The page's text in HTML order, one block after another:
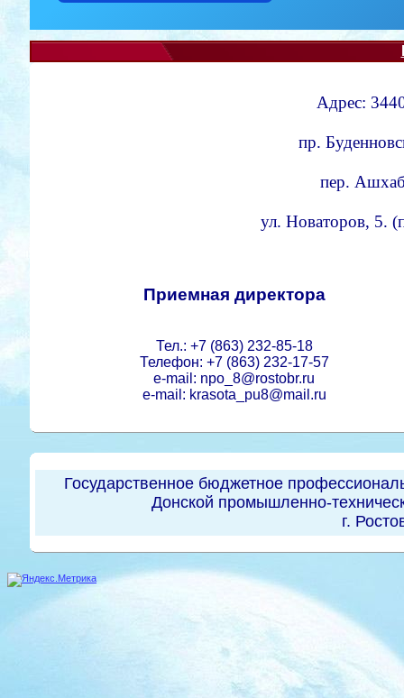
Адрес:
пр.
пер.
ул. Новаторов, 5.
Приемная директора
Тел.: +7 (863) 232-85-18
Телефон: +7 (863) 232-17-57
e-mail: npo_8@rostobr.ru
e-mail: krasota_pu8@mail.ru
Государственное бюджетное
Донской промышленно-
г.